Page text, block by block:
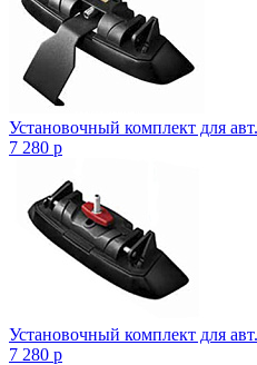
Установочный комплект для
7 280 p
Установочный комплект для
7 280 p